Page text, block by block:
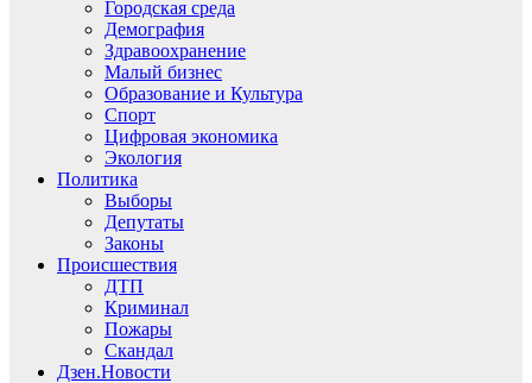
Городская среда
Демография
Здравоохранение
Малый бизнес
Образование и Культура
Спорт
Цифровая экономика
Экология
Политика
Выборы
Депутаты
Законы
Происшествия
ДТП
Криминал
Пожары
Скандал
Дзен.Новости